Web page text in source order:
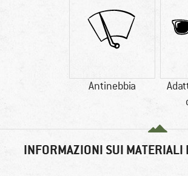
Antinebbia
INFORMAZIONI SUI MATERIALI